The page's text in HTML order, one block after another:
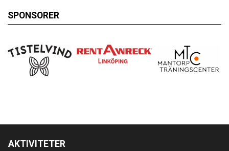
SPONSORER
AKTIVITETER